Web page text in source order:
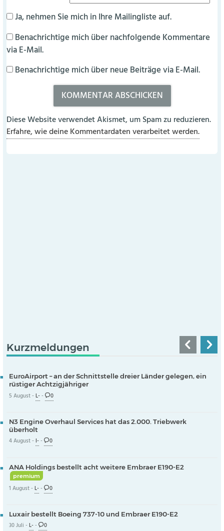
Ja, nehmen Sie mich in Ihre Mailingliste auf.
Benachrichtige mich über nachfolgende Kommentare
via E-Mail.
Benachrichtige mich über neue Beiträge via E-Mail.
Diese Website verwendet Akismet, um Spam zu reduzieren.
Erfahre, wie deine Kommentardaten verarbeitet werden.
Kurzmeldungen
EuroAirport – an der Schnittstelle dreier Länder gelegen, ein
rüstiger Achtzigjähriger
5 August -L-- 0
N3 Engine Overhaul Services hat das 2.000. Triebwerk
überholt
4 August - I-- 0
ANA Holdings bestellt acht weitere Embraer E190-E2
premium
1 August -L-- 0
Luxair bestellt Boeing 737-10 und Embraer E190-E2
30 Juli -L-- 0